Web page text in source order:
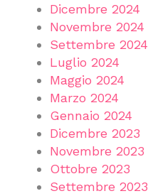
Dicembre 2024
Novembre 2024
Settembre 2024
Luglio 2024
Maggio 2024
Marzo 2024
Gennaio 2024
Dicembre 2023
Novembre 2023
Ottobre 2023
Settembre 2023